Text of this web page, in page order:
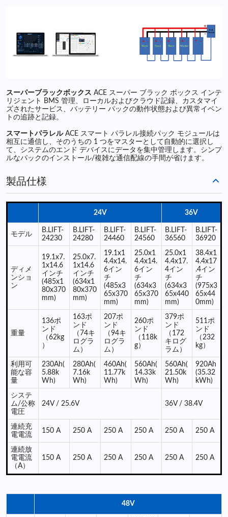
スーパーブラックボックス ACE スーパー ブラック ボックス インテ
リジェント BMS 管理、ローカルおよびクラウド記録、カスタマイ
ズされたサービス、バッテリー パックの動作状態および異常イベン
トの追跡と記録。
スマートパラレルACE スマート パラレル接続パック モジュールは
相互に通信し、そのうちの 1 つをマスターとして自動的に選択し
て、システムのエンド デバイスにデータを集中管理します。シンプ
ルなパックのインストール/複雑な通信配線の手間が省けます。
製品仕様
24V 36V
モデル
B.LIFT-
24230
B.LIFT-
24280
B.LIFT-
24460
B.LIFT-
24560
B.LIFT-
36560
B.LIFT-
36920
ディメ
ンショ
ン
19.1x7.
1x14.6
インチ
(485x1
80x370
mm)
25.0x7.
1x14.6
インチ
(634x1
80x370
mm)
19.1x1
4.4x14.
6イン
チ
(485x3
65x370
mm)
25.0x1
4.4x14.
6イン
チ
(634x3
65x370
mm)
25.0x1
4.4x17.
4イン
チ
(634x3
65x440
mm)
38.4x1
4.4x17
.4イン
チ
(975x3
65x44
0mm)
重量
136ポ
ンド
（62kg
）
163ポ
ンド
（74キ
ログラ
ム）
207ポ
ンド
（94キ
ログラ
ム）
260ポ
ンド
（118k
g）
379ポ
ンド
（172
キログ
ラム）
511ポ
ンド
（232
kg）
利用可
能な容
量
230Ah(
5.88k
Wh)
280Ah(
7.16k
Wh)
460Ah(
11.77k
Wh)
560Ah(
14.33k
Wh)
560Ah(
21.50k
Wh)
920Ah
(35.32
kWh)
システ
ム/公称
電圧
24V / 25.6V 36V / 38.4V
連続充
電電流
150 A 250 A 250 A 250 A 250 A 250 A
連続放
電電流
（A）
150 A 250 A 250 A 250 A 250 A 250 A
48V